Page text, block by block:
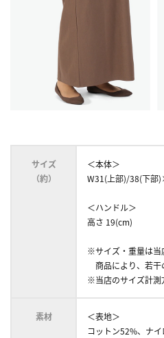
サイズ
（約）
＜本体＞
W31(上部)/38(下
＜ハンドル＞
高さ 19(cm)
※サイズ・重量は当
商品により、若干
※当店のサイズ計測
素材
＜表地＞
コットン52%、ナ